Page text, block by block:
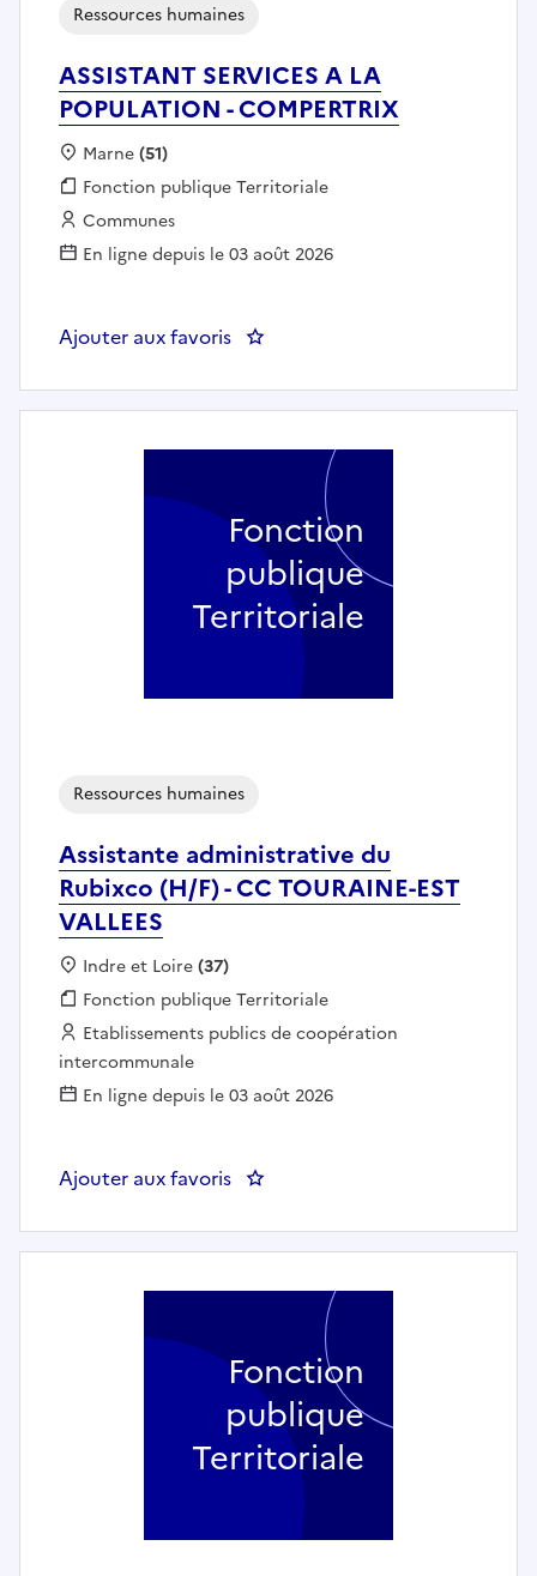
ASSISTANT SERVICES A LA
POPULATION - COMPERTRIX
Ressources humaines
Localisation :
Marne(51)
Fonction publique :
Fonction publique Territoriale
Employeur :
Communes
En ligne depuis le 03 août 2026
Ajouter aux favoris : ASSISTANT SERVICES A LA
Assistante administrative du
Rubixco (H/F) - CC TOURAINE-EST
VALLEES
Ressources humaines
Localisation :
Indre et Loire(37)
Fonction publique :
Fonction publique Territoriale
Employeur :
Etablissements publics de coopération
intercommunale
En ligne depuis le 03 août 2026
Ajouter aux favoris : Assistante administrative du
Fonction
publique
Territoriale
Fonction
publique
Territoriale